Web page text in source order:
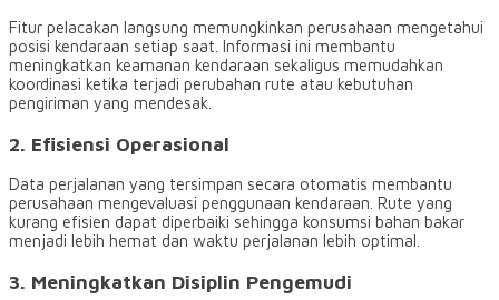
Fitur pelacakan langsung memungkinkan perusahaan mengetahui
posisi kendaraan setiap saat. Informasi ini membantu
meningkatkan keamanan kendaraan sekaligus memudahkan
koordinasi ketika terjadi perubahan rute atau kebutuhan
pengiriman yang mendesak.
2. Efisiensi Operasional
Data perjalanan yang tersimpan secara otomatis membantu
perusahaan mengevaluasi penggunaan kendaraan. Rute yang
kurang efisien dapat diperbaiki sehingga konsumsi bahan bakar
menjadi lebih hemat dan waktu perjalanan lebih optimal.
3. Meningkatkan Disiplin Pengemudi